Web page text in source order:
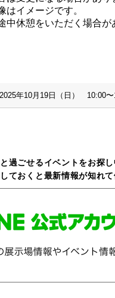
イメージです。
休憩をいただく場合が
2025年10月19日（日） 10:00〜
過ごせるイベントをお探し
ておくと最新情報が知れて